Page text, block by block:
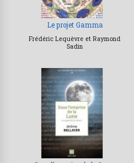
Le projet Gamma
Frédéric Lequèvre et Raymond
Sadin